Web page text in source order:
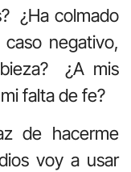
¿Ha colmado
negativo,
¿A mis
falta de fe?
de hacerme
voy a usar